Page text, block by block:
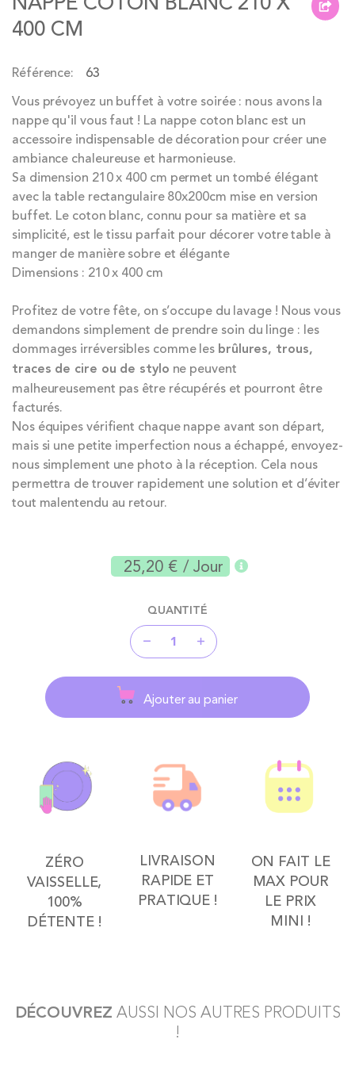
beginning
of
images
gallery
400 CM
Référence
63
Vous prévoyez un buffet à votre soirée : nous avons la
nappe qu'il vous faut ! La nappe coton blanc est un
accessoire indispensable de décoration pour créer une
ambiance chaleureuse et harmonieuse.
Sa dimension 210 x 400 cm permet un tombé élégant
avec la table rectangulaire 80x200cm mise en version
buffet. Le coton blanc, connu pour sa matière et sa
simplicité, est le tissu parfait pour décorer votre table à
manger de manière sobre et élégante
Dimensions : 210 x 400 cm
Profitez de votre fête, on s’occupe du lavage ! Nous vous
demandons simplement de prendre soin du linge : les
dommages irréversibles comme les brûlures, trous,
traces de cire ou de stylo ne peuvent
malheureusement pas être récupérés et pourront être
facturés.
Nos équipes vérifient chaque nappe avant son départ,
mais si une petite imperfection nous a échappé, envoyez-
nous simplement une photo à la réception. Cela nous
permettra de trouver rapidement une solution et d’éviter
tout malentendu au retour.
25,20 € / Jour
QUANTITÉ
Ajouter au panier
ZÉRO
VAISSELLE,
100%
DÉTENTE !
LIVRAISON
RAPIDE ET
PRATIQUE !
ON FAIT LE
MAX POUR
LE PRIX
MINI !
DÉCOUVREZAUSSI NOS AUTRES PRODUITS
!